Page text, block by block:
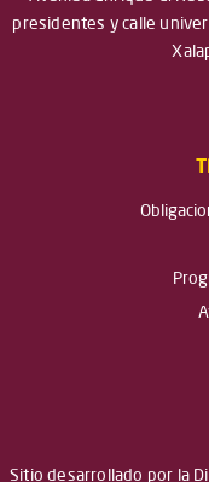
presidentes y calle
Sitio desarrollado por la